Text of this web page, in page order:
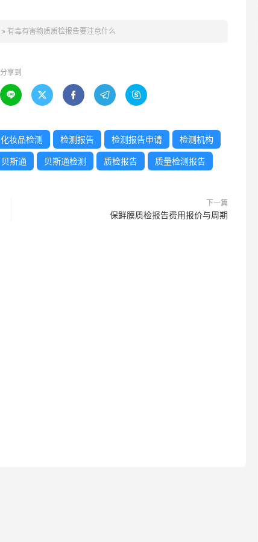
» 有毒有害物质质检报告要注意什么
分享到
    
化妆品检测 检测报告 检测报告申请 检测机构
贝斯通 贝斯通检测 质检报告 质量检测报告
下一篇
保鲜膜质检报告费用报价与周期